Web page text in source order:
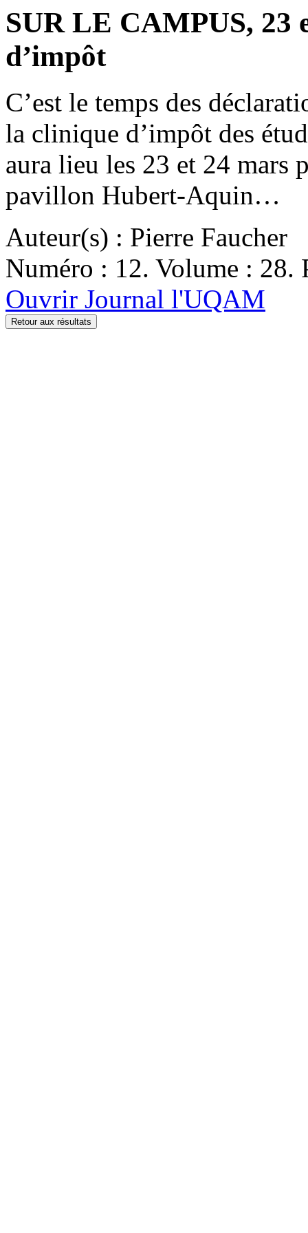
SUR LE CAMPUS, 23
d’impôt
C’est le temps des
la clinique d’impôt des
aura lieu les 23 et 24 mars
pavillon Hubert-Aquin…
Auteur(s) : Pierre Faucher
Numéro : 12. Volume : 28.
Ouvrir Journal l'UQAM
Retour aux résultats